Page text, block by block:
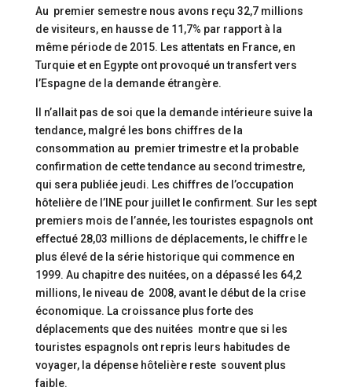
Au premier semestre nous avons reçu 32,7 millions
de visiteurs, en hausse de 11,7% par rapport à la
même période de 2015. Les attentats en France, en
Turquie et en Egypte ont provoqué un transfert vers
l’Espagne de la demande étrangère.
Il n’allait pas de soi que la demande intérieure suive la
tendance, malgré les bons chiffres de la
consommation au premier trimestre et la probable
confirmation de cette tendance au second trimestre,
qui sera publiée jeudi. Les chiffres de l’occupation
hôtelière de l’INE pour juillet le confirment. Sur les sept
premiers mois de l’année, les touristes espagnols ont
effectué 28,03 millions de déplacements, le chiffre le
plus élevé de la série historique qui commence en
1999. Au chapitre des nuitées, on a dépassé les 64,2
millions, le niveau de 2008, avant le début de la crise
économique. La croissance plus forte des
déplacements que des nuitées montre que si les
touristes espagnols ont repris leurs habitudes de
voyager, la dépense hôtelière reste souvent plus
faible.